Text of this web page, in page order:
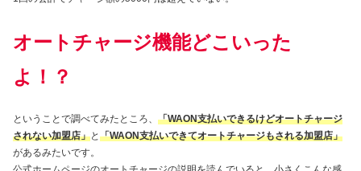
オートチャージ機能どこいった
よ！？
ということで調べてみたところ、 「WAON支払いできるけどオートチャージ
されない加盟店」と 「WAON支払いできてオートチャージもされる加盟店」
があるみたいです。